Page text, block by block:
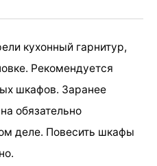
кухонный гарнитур,
Рекомендуется
шкафов. Заранее
обязательно
деле. Повесить шкафы